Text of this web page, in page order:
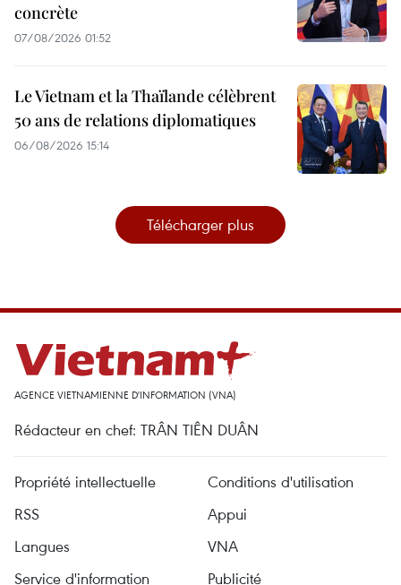
concrète
07/08/2026 01:52
Le Vietnam et la Thaïlande célèbrent
50 ans de relations diplomatiques
06/08/2026 15:14
Télécharger plus
AGENCE VIETNAMIENNE D'INFORMATION (VNA)
Rédacteur en chef: TRÂN TIÊN DUÂN
Propriété intellectuelle
Conditions d'utilisation
RSS
Appui
Langues
VNA
Service d'information
Publicité